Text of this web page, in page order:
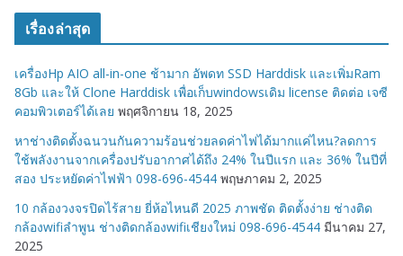
ว
มู่
เรื่องล่าสุด
เครื่องHp AIO all-in-one ช้ามาก อัพดท SSD Harddisk และเพิ่มRam
8Gb และให้ Clone Harddisk เพื่อเก็บwindowsเดิม license ติดต่อ เจซี
คอมพิวเตอร์ได้เลย พฤศจิกายน 18, 2025
หาช่างติดตั้งฉนวนกันความร้อนช่วยลดค่าไฟได้มากแค่ไหน?ลดการ
ใช้พลังงานจากเครื่องปรับอากาศได้ถึง 24% ในปีแรก และ 36% ในปีที่
สอง ประหยัดค่าไฟฟ้า 098-696-4544 พฤษภาคม 2, 2025
10 กล้องวงจรปิดไร้สาย ยี่ห้อไหนดี 2025 ภาพชัด ติดตั้งง่าย ช่างติด
กล้องwifiลำพูน ช่างติดกล้องwifiเชียงใหม่ 098-696-4544 มีนาคม 27,
2025